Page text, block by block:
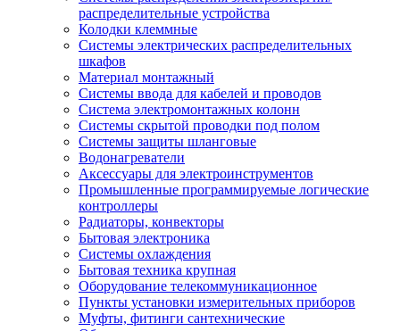
распределительные устройства
Колодки клеммные
Системы электрических распределительных
шкафов
Материал монтажный
Системы ввода для кабелей и проводов
Система электромонтажных колонн
Системы скрытой проводки под полом
Системы защиты шланговые
Водонагреватели
Аксессуары для электроинструментов
Промышленные программируемые логические
контроллеры
Радиаторы, конвекторы
Бытовая электроника
Системы охлаждения
Бытовая техника крупная
Оборудование телекоммуникационное
Пункты установки измерительных приборов
Муфты, фитинги сантехнические